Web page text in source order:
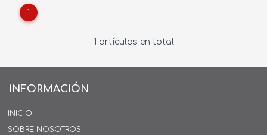
1
1 artículos en total
INFORMACIÓN
INICIO
SOBRE NOSOTROS